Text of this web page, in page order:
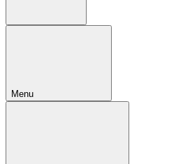
Menu